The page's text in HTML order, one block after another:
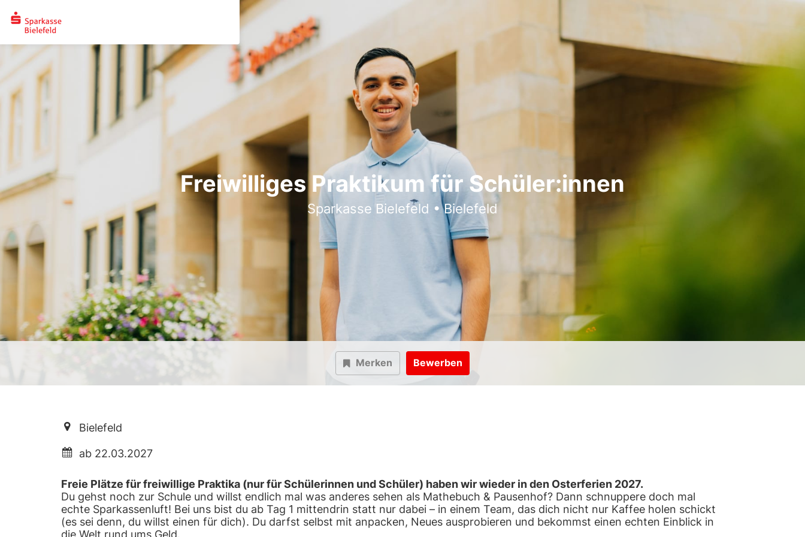
Freiwilliges Praktikum für Schüler:innen
Sparkasse Bielefeld • Bielefeld
Merken Bewerben
Bielefeld
ab 22.03.2027
Freie Plätze für freiwillige Praktika (nur für Schülerinnen und Schüler) haben wir wieder in den Osterferien 2027.
Du gehst noch zur Schule und willst endlich mal was anderes sehen als Mathebuch & Pausenhof? Dann schnuppere doch mal
echte Sparkassenluft! Bei uns bist du ab Tag 1 mittendrin statt nur dabei – in einem Team, das dich nicht nur Kaffee holen schickt
(es sei denn, du willst einen für dich). Du darfst selbst mit anpacken, Neues ausprobieren und bekommst einen echten Einblick in
die Welt rund ums Geld.